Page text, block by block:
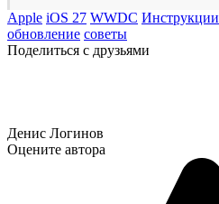
Apple iOS 27 WWDC Инструкции
обновление советы
Поделиться с друзьями
Денис Логинов
Оцените автора